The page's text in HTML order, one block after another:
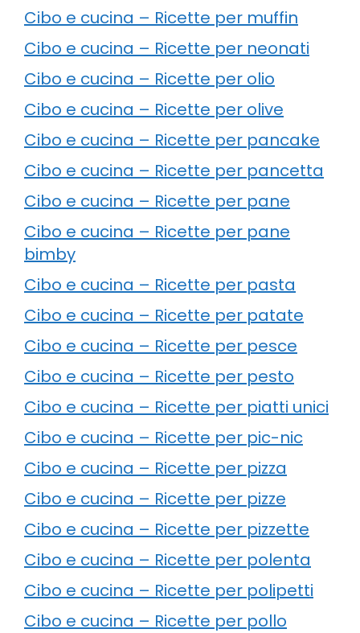
Cibo e cucina – Ricette per muffin
Cibo e cucina – Ricette per neonati
Cibo e cucina – Ricette per olio
Cibo e cucina – Ricette per olive
Cibo e cucina – Ricette per pancake
Cibo e cucina – Ricette per pancetta
Cibo e cucina – Ricette per pane
Cibo e cucina – Ricette per pane
bimby
Cibo e cucina – Ricette per pasta
Cibo e cucina – Ricette per patate
Cibo e cucina – Ricette per pesce
Cibo e cucina – Ricette per pesto
Cibo e cucina – Ricette per piatti unici
Cibo e cucina – Ricette per pic-nic
Cibo e cucina – Ricette per pizza
Cibo e cucina – Ricette per pizze
Cibo e cucina – Ricette per pizzette
Cibo e cucina – Ricette per polenta
Cibo e cucina – Ricette per polipetti
Cibo e cucina – Ricette per pollo